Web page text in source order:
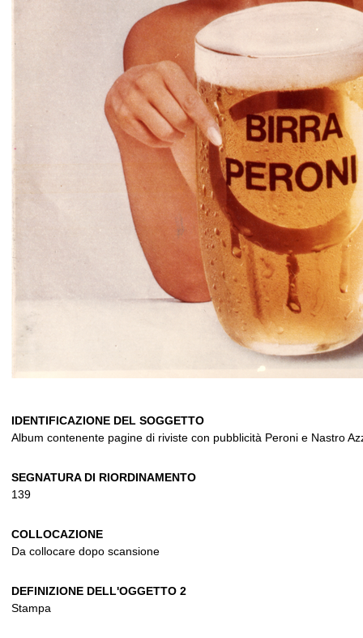
IDENTIFICAZIONE DEL SOGGETTO
Album contenente pagine di riviste con pubblicità Peroni e Nastro
SEGNATURA DI RIORDINAMENTO
139
COLLOCAZIONE
Da collocare dopo scansione
DEFINIZIONE DELL'OGGETTO 2
Stampa